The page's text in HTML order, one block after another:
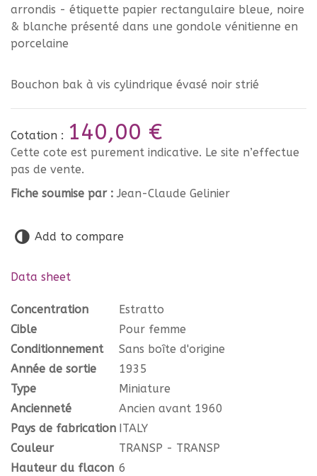
arrondis - étiquette papier rectangulaire bleue, noire
& blanche présenté dans une gondole vénitienne en
porcelaine
Bouchon bak à vis cylindrique évasé noir strié
Cotation : 140,00 €
Cette cote est purement indicative. Le site n’effectue
pas de vente.
Fiche soumise par : Jean-Claude Gelinier
Add to compare
Data sheet
Concentration
Estratto
Cible
Pour femme
Conditionnement
Sans boîte d'origine
Année de sortie
1935
Type
Miniature
Ancienneté
Ancien avant 1960
Pays de fabrication ITALY
Couleur
TRANSP - TRANSP
Hauteur du flacon 6